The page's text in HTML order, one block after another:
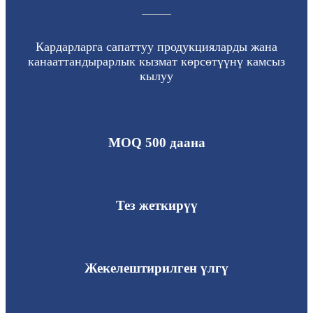
Кардарларга сапаттуу продукцияларды жана
канааттандырарлык кызмат көрсөтүүнү камсыз
кылуу
MOQ 500 даана
Тез жеткирүү
Жекелештирилген үлгү